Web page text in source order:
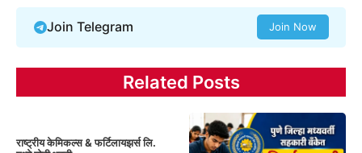
Join Telegram Join Now
Related Posts
राष्ट्रीय केमिकल्स & फर्टिलायझर्स लि.